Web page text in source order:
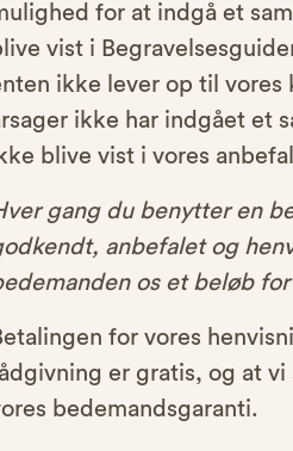
for at indgå et
vist i
ikke lever op til vores
ikke har indgået et
blive vist i vores
gang du benytter en
anbefalet og
os et beløb
for vores
er gratis, og at
bedemandsgaranti.